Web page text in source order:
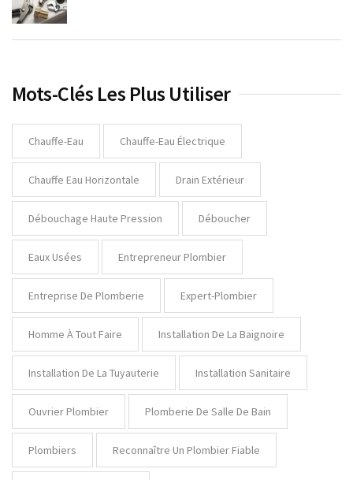
Mots-Clés Les Plus Utiliser
Chauffe-Eau Chauffe-Eau Électrique
Chauffe Eau Horizontale Drain Extérieur
Débouchage Haute Pression Déboucher
Eaux Usées Entrepreneur Plombier
Entreprise De Plomberie Expert-Plombier
Homme À Tout Faire Installation De La Baignoire
Installation De La Tuyauterie Installation Sanitaire
Ouvrier Plombier Plomberie De Salle De Bain
Plombiers Reconnaître Un Plombier Fiable